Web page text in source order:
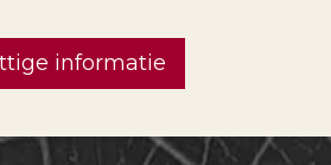
informatie